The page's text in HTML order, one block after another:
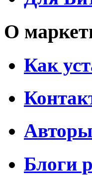
О
Как
Авторы
Блоги